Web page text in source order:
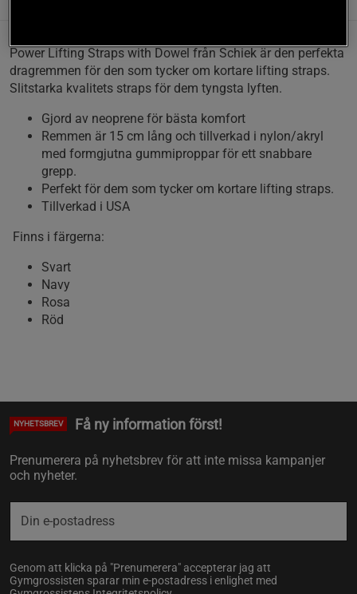
Power Lifting Straps with Dowel från Schiek är den perfekta
dragremmen för den som tycker om kortare lifting straps.
Slitstarka kvalitets straps för dem tyngsta lyften.
Gjord av neoprene för bästa komfort
Remmen är 15 cm lång och tillverkad i nylon/akryl
med formgjutna gummiproppar för ett snabbare
grepp.
Perfekt för dem som tycker om kortare lifting straps.
Tillverkad i USA
Finns i färgerna:
Svart
Navy
Rosa
Röd
NYHETSBREV Få ny information först!
Prenumerera på nyhetsbrev för att inte missa kampanjer
och nyheter.
Genom att klicka på "Prenumerera" accepterar jag att
Gymgrossisten sparar min e-postadress i enlighet med